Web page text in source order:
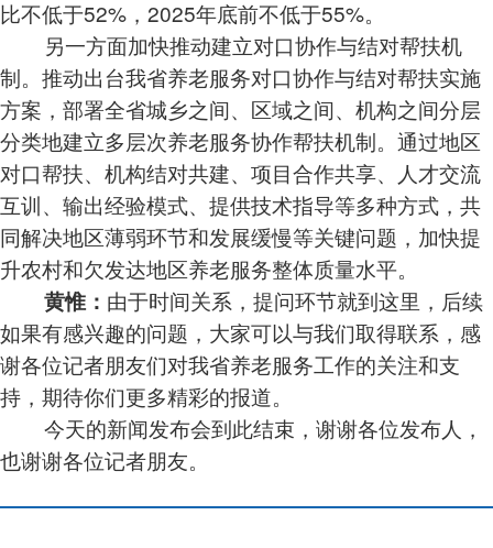
比不低于52%，2025年底前不低于55%。
另一方面加快推动建立对口协作与结对帮扶机
制。推动出台我省养老服务对口协作与结对帮扶实施
方案，部署全省城乡之间、区域之间、机构之间分层
分类地建立多层次养老服务协作帮扶机制。通过地区
对口帮扶、机构结对共建、项目合作共享、人才交流
互训、输出经验模式、提供技术指导等多种方式，共
同解决地区薄弱环节和发展缓慢等关键问题，加快提
升农村和欠发达地区养老服务整体质量水平。
黄惟： 由于时间关系，提问环节就到这里，后续
如果有感兴趣的问题，大家可以与我们取得联系，感
谢各位记者朋友们对我省养老服务工作的关注和支
持，期待你们更多精彩的报道。
今天的新闻发布会到此结束，谢谢各位发布人，
也谢谢各位记者朋友。